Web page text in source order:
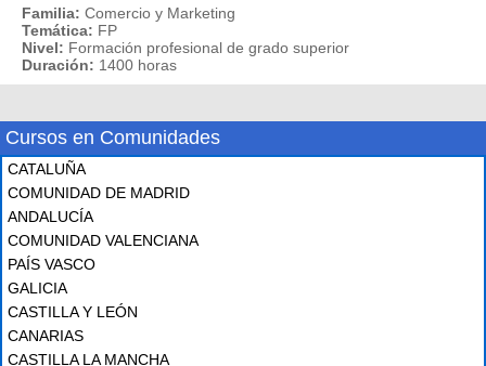
Familia: Comercio y Marketing
Temática: FP
Nivel: Formación profesional de grado superior
Duración: 1400 horas
Cursos en Comunidades
CATALUÑA
COMUNIDAD DE MADRID
ANDALUCÍA
COMUNIDAD VALENCIANA
PAÍS VASCO
GALICIA
CASTILLA Y LEÓN
CANARIAS
CASTILLA LA MANCHA